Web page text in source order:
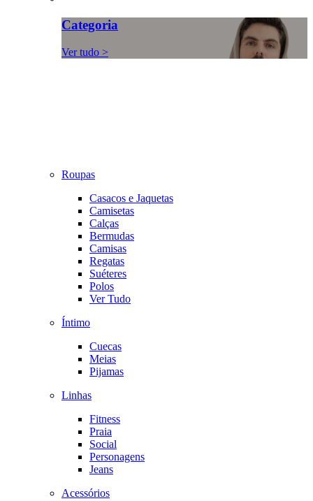
Categoria
Ver tudo >
Roupas
Casacos e Jaquetas
Camisetas
Calças
Bermudas
Camisas
Regatas
Suéteres
Polos
Ver Tudo
Íntimo
Cuecas
Meias
Pijamas
Linhas
Fitness
Praia
Social
Personagens
Jeans
Acessórios